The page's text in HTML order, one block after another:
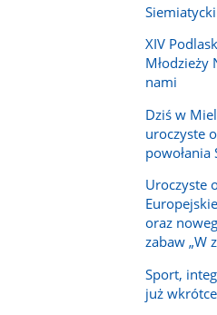
XIV
Młodzieży
nami
Dziś w
uroczyste
powołania
Uroczyste
oraz
zabaw „W
Sport,
już